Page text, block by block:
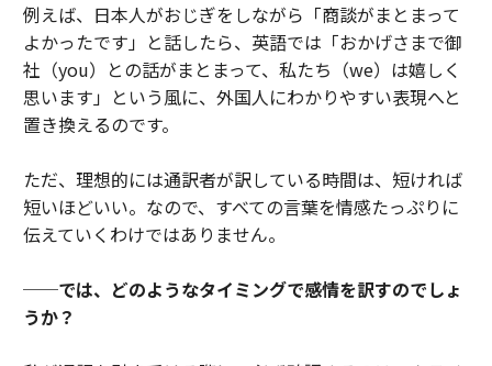
例えば、日本人がおじぎをしながら「商談がまとまって
よかったです」と話したら、英語では「おかげさまで御
社（you）との話がまとまって、私たち（we）は嬉しく
思います」という風に、外国人にわかりやすい表現へと
置き換えるのです。
ただ、理想的には通訳者が訳している時間は、短ければ
短いほどいい。なので、すべての言葉を情感たっぷりに
伝えていくわけではありません。
──では、どのようなタイミングで感情を訳すのでしょ
うか？